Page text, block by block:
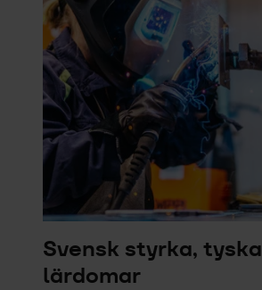
Svensk styrka, tyska
lärdomar